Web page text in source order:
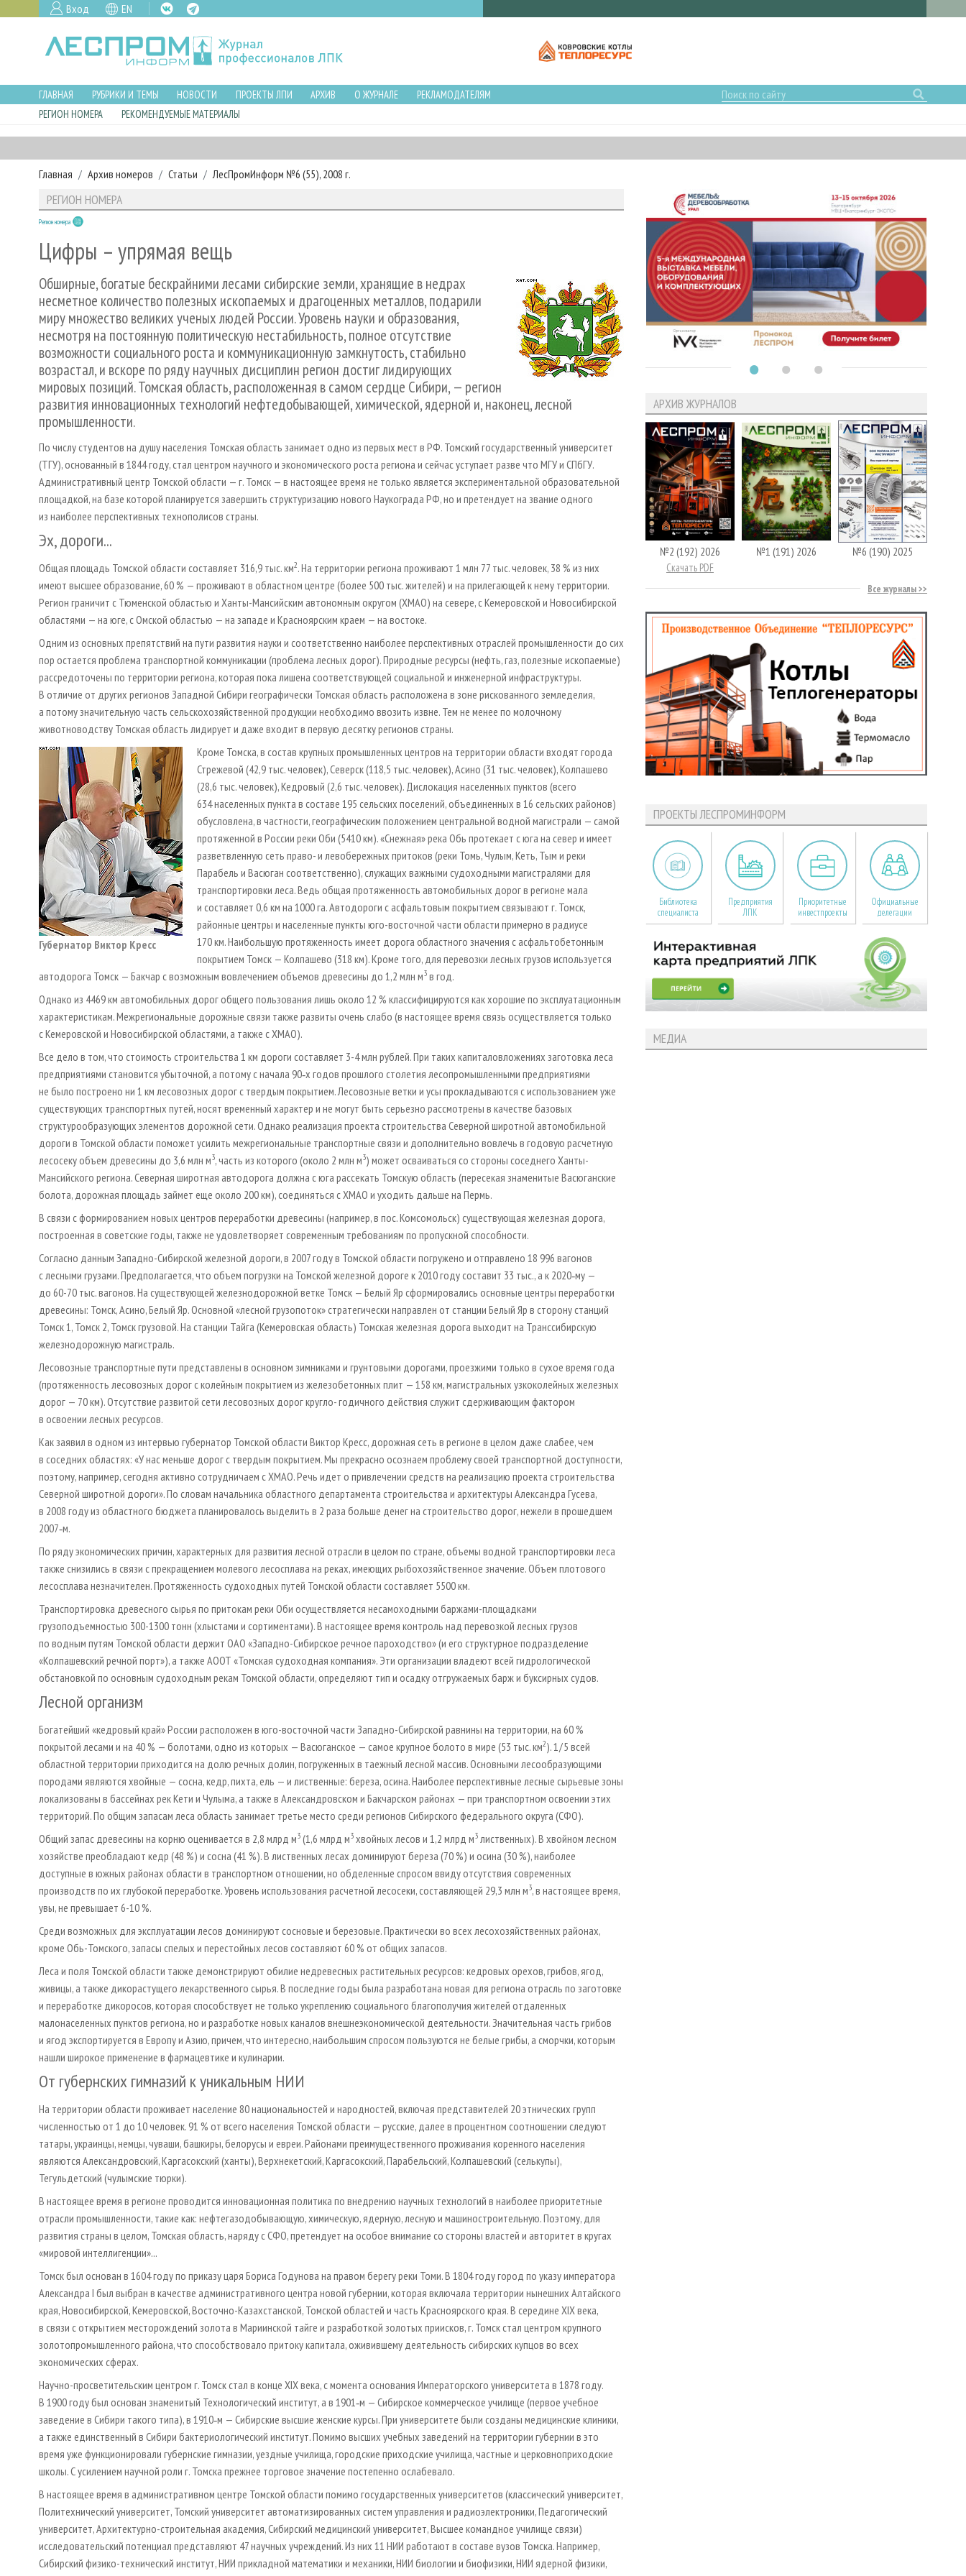
Вход EN
ГЛАВНАЯ РУБРИКИ И ТЕМЫ НОВОСТИ ПРОЕКТЫ ЛПИ АРХИВ О ЖУРНАЛЕ
РЕКЛАМОДАТЕЛЯМ
РЕГИОН НОМЕРА
РЕКОМЕНДУЕМЫЕ МАТЕРИАЛЫ
Главная Архив номеров Статьи ЛесПромИнформ №6 (55), 2008 г.
РЕГИОН НОМЕРА
Регион номера
Цифры – упрямая вещь
Обширные, богатые бескрайними лесами сибирские земли, хранящие в недрах
несметное количество полезных ископаемых и драгоценных металлов, подарили
миру множество великих ученых людей России. Уровень науки и образования,
несмотря на постоянную политическую нестабильность, полное отсутствие
возможности социального роста и коммуникационную замкнутость, стабильно
возрастал, и вскоре по ряду научных дисциплин регион достиг лидирующих
мировых позиций. Томская область, расположенная в самом сердце Сибири, — регион
развития инновационных технологий нефтедобывающей, химической, ядерной и, наконец, лесной
промышленности.
По числу студентов на душу населения Томская область занимает одно из первых мест в РФ. Томский государственный университет
(ТГУ), основанный в 1844 году, стал центром научного и экономического роста региона и сейчас уступает разве что МГУ и СПбГУ.
Административный центр Томской области — г. Томск — в настоящее время не только является экспериментальной образовательной
площадкой, на базе которой планируется завершить структуризацию нового Наукограда РФ, но и претендует на звание одного
из наиболее перспективных технополисов страны.
Эх, дороги...
Общая площадь Томской области составляет 316,9 тыс. км2. На территории региона проживают 1 млн 77 тыс. человек, 38 % из них
имеют высшее образование, 60 % — проживают в областном центре (более 500 тыс. жителей) и на прилегающей к нему территории.
Регион граничит с Тюменской областью и Ханты-Мансийским автономным округом (ХМАО) на севере, с Кемеровской и Новосибирской
областями — на юге, с Омской областью — на западе и Красноярским краем — на востоке.
Одним из основных препятствий на пути развития науки и соответственно наиболее перспективных отраслей промышленности до сих
пор остается проблема транспортной коммуникации (проблема лесных дорог). Природные ресурсы (нефть, газ, полезные ископаемые)
рассредоточены по территории региона, которая пока лишена соответствующей социальной и инженерной инфраструктуры.
В отличие от других регионов Западной Сибири географически Томская область расположена в зоне рискованного земледелия,
а потому значительную часть сельскохозяйственной продукции необходимо ввозить извне. Тем не менее по молочному
животноводству Томская область лидирует и даже входит в первую десятку регионов страны.
Губернатор Виктор Кресс
Кроме Томска, в состав крупных промышленных центров на территории области входят города
Стрежевой (42,9 тыс. человек), Северск (118,5 тыс. человек), Асино (31 тыс. человек), Колпашево
(28,6 тыс. человек), Кедровый (2,6 тыс. человек). Дислокация населенных пунктов (всего
634 населенных пункта в составе 195 сельских поселений, объединенных в 16 сельских районов)
обусловлена, в частности, географическим положением центральной водной магистрали — самой
протяженной в России реки Оби (5410 км). «Снежная» река Обь протекает с юга на север и имеет
разветвленную сеть право- и левобережных притоков (реки Томь, Чулым, Кеть, Тым и реки
Парабель и Васюган соответственно), служащих важными судоходными магистралями для
транспортировки леса. Ведь общая протяженность автомобильных дорог в регионе мала
и составляет 0,6 км на 1000 га. Автодороги с асфальтовым покрытием связывают г. Томск,
районные центры и населенные пункты юго-восточной части области примерно в радиусе
170 км. Наибольшую протяженность имеет дорога областного значения с асфальтобетонным
покрытием Томск — Колпашево (318 км). Кроме того, для перевозки лесных грузов используется
автодорога Томск — Бакчар с возможным вовлечением объемов древесины до 1,2 млн м3 в год.
Однако из 4469 км автомобильных дорог общего пользования лишь около 12 % классифицируются как хорошие по эксплуатационным
характеристикам. Межрегиональные дорожные связи также развиты очень слабо (в настоящее время связь осуществляется только
с Кемеровской и Новосибирской областями, а также с ХМАО).
Все дело в том, что стоимость строительства 1 км дороги составляет 3-4 млн рублей. При таких капиталовложениях заготовка леса
предприятиями становится убыточной, а потому с начала 90‑х годов прошлого столетия лесопромышленными предприятиями
не было построено ни 1 км лесовозных дорог с твердым покрытием. Лесовозные ветки и усы прокладываются с использованием уже
существующих транспортных путей, носят временный характер и не могут быть серьезно рассмотрены в качестве базовых
структурообразующих элементов дорожной сети. Однако реализация проекта строительства Северной широтной автомобильной
дороги в Томской области поможет усилить межрегиональные транспортные связи и дополнительно вовлечь в годовую расчетную
лесосеку объем древесины до 3,6 млн м3, часть из которого (около 2 млн м3) может осваиваться со стороны соседнего Ханты-
Мансийского региона. Северная широтная автодорога должна с юга рассекать Томскую область (пересекая знаменитые Васюганские
болота, дорожная площадь займет еще около 200 км), соединяться с ХМАО и уходить дальше на Пермь.
В связи с формированием новых центров переработки древесины (например, в пос. Комсомольск) существующая железная дорога,
построенная в советские годы, также не удовлетворяет современным требованиям по пропускной способности.
Согласно данным Западно-Сибирской железной дороги, в 2007 году в Томской области погружено и отправлено 18 996 вагонов
с лесными грузами. Предполагается, что объем погрузки на Томской железной дороге к 2010 году составит 33 тыс., а к 2020‑му —
до 60-70 тыс. вагонов. На существующей железнодорожной ветке Томск — Белый Яр сформировались основные центры переработки
древесины: Томск, Асино, Белый Яр. Основной «лесной грузопоток» стратегически направлен от станции Белый Яр в сторону станций
Томск 1, Томск 2, Томск грузовой. На станции Тайга (Кемеровская область) Томская железная дорога выходит на Транссибирскую
железнодорожную магистраль.
Лесовозные транспортные пути представлены в основном зимниками и грунтовыми дорогами, проезжими только в сухое время года
(протяженность лесовозных дорог с колейным покрытием из железобетонных плит — 158 км, магистральных узкоколейных железных
дорог — 70 км). Отсутствие развитой сети лесовозных дорог кругло- годичного действия служит сдерживающим фактором
в освоении лесных ресурсов.
Как заявил в одном из интервью губернатор Томской области Виктор Кресс, дорожная сеть в регионе в целом даже слабее, чем
в соседних областях: «У нас меньше дорог с твердым покрытием. Мы прекрасно осознаем проблему своей транспортной доступности,
поэтому, например, сегодня активно сотрудничаем с ХМАО. Речь идет о привлечении средств на реализацию проекта строительства
Северной широтной дороги». По словам начальника областного департамента строительства и архитектуры Александра Гусева,
в 2008 году из областного бюджета планировалось выделить в 2 раза больше денег на строительство дорог, нежели в прошедшем
2007‑м.
По ряду экономических причин, характерных для развития лесной отрасли в целом по стране, объемы водной транспортировки леса
также снизились в связи с прекращением молевого лесосплава на реках, имеющих рыбохозяйственное значение. Объем плотового
лесосплава незначителен. Протяженность судоходных путей Томской области составляет 5500 км.
Транспортировка древесного сырья по притокам реки Оби осуществляется несамоходными баржами-площадками
грузоподъемностью 300-1300 тонн (хлыстами и сортиментами). В настоящее время контроль над перевозкой лесных грузов
по водным путям Томской области держит ОАО «Западно-Сибирское речное пароходство» (и его структурное подразделение
«Колпашевский речной порт»), а также АООТ «Томская судоходная компания». Эти организации владеют всей гидрологической
обстановкой по основным судоходным рекам Томской области, определяют тип и осадку отгружаемых барж и буксирных судов.
Лесной организм
Богатейший «кедровый край» России расположен в юго-восточной части Западно-Сибирской равнины на территории, на 60 %
покрытой лесами и на 40 % — болотами, одно из которых — Васюганское — самое крупное болото в мире (53 тыс. км2). 1 / 5 всей
областной территории приходится на долю речных долин, погруженных в таежный лесной массив. Основными лесообразующими
породами являются хвойные — сосна, кедр, пихта, ель — и лиственные: береза, осина. Наиболее перспективные лесные сырьевые зоны
локализованы в бассейнах рек Кети и Чулыма, а также в Александровском и Бакчарском районах — при транспортном освоении этих
территорий. По общим запасам леса область занимает третье место среди регионов Сибирского федерального округа (СФО).
Общий запас древесины на корню оценивается в 2,8 млрд м3 (1,6 млрд м3 хвойных лесов и 1,2 млрд м3 лиственных). В хвойном лесном
хозяйстве преобладают кедр (48 %) и сосна (41 %). В лиственных лесах доминируют береза (70 %) и осина (30 %), наиболее
доступные в южных районах области в транспортном отношении, но обделенные спросом ввиду отсутствия современных
производств по их глубокой переработке. Уровень использования расчетной лесосеки, составляющей 29,3 млн м3, в настоящее время,
увы, не превышает 6-10 %.
Среди возможных для эксплуатации лесов доминируют сосновые и березовые. Практически во всех лесохозяйственных районах,
кроме Обь-Томского, запасы спелых и перестойных лесов составляют 60 % от общих запасов.
Леса и поля Томской области также демонстрируют обилие недревесных растительных ресурсов: кедровых орехов, грибов, ягод,
живицы, а также дикорастущего лекарственного сырья. В последние годы была разработана новая для региона отрасль по заготовке
и переработке дикоросов, которая способствует не только укреплению социального благополучия жителей отдаленных
малонаселенных пунктов региона, но и разработке новых каналов внешнеэкономической деятельности. Значительная часть грибов
и ягод экспортируется в Европу и Азию, причем, что интересно, наибольшим спросом пользуются не белые грибы, а сморчки, которым
нашли широкое применение в фармацевтике и кулинарии.
От губернских гимназий к уникальным НИИ
На территории области проживает население 80 национальностей и народностей, включая представителей 20 этнических групп
численностью от 1 до 10 человек. 91 % от всего населения Томской области — русские, далее в процентном соотношении следуют
татары, украинцы, немцы, чуваши, башкиры, белорусы и евреи. Районами преимущественного проживания коренного населения
являются Александровский, Каргасокский (ханты), Верхнекетский, Каргасокский, Парабельский, Колпашевский (селькупы),
Тегульдетский (чулымские тюрки).
В настоящее время в регионе проводится инновационная политика по внедрению научных технологий в наиболее приоритетные
отрасли промышленности, такие как: нефтегазодобывающую, химическую, ядерную, лесную и машиностроительную. Поэтому, для
развития страны в целом, Томская область, наряду с СФО, претендует на особое внимание со стороны властей и авторитет в кругах
«мировой интеллигенции»...
Томск был основан в 1604 году по приказу царя Бориса Годунова на правом берегу реки Томи. В 1804 году город по указу императора
Александра I был выбран в качестве административного центра новой губернии, которая включала территории нынешних Алтайского
края, Новосибирской, Кемеровской, Восточно-Казахстанской, Томской областей и часть Красноярского края. В середине XIX века,
в связи с открытием месторождений золота в Мариинской тайге и разработкой золотых приисков, г. Томск стал центром крупного
золотопромышленного района, что способствовало притоку капитала, оживившему деятельность сибирских купцов во всех
экономических сферах.
Научно-просветительским центром г. Томск стал в конце XIX века, с момента основания Императорского университета в 1878 году.
В 1900 году был основан знаменитый Технологический институт, а в 1901‑м — Сибирское коммерческое училище (первое учебное
заведение в Сибири такого типа), в 1910‑м — Сибирские высшие женские курсы. При университете были созданы медицинские клиники,
а также единственный в Сибири бактериологический институт. Помимо высших учебных заведений на территории губернии в это
время уже функционировали губернские гимназии, уездные училища, городские приходские училища, частные и церковноприходские
школы. С усилением научной роли г. Томска прежнее торговое значение постепенно ослабевало.
В настоящее время в административном центре Томской области помимо государственных университетов (классический университет,
Политехнический университет, Томский университет автоматизированных систем управления и радиоэлектроники, Педагогический
университет, Архитектурно-строительная академия, Сибирский медицинский университет, Высшее командное училище связи)
исследовательский потенциал представляют 47 научных учреждений. Из них 11 НИИ работают в составе вузов Томска. Например,
Сибирский физико-технический институт, НИИ прикладной математики и механики, НИИ биологии и биофизики, НИИ ядерной физики,
АРХИВ ЖУРНАЛОВ
№2 (192) 2026
Скачать PDF
№1 (191) 2026 №6 (190) 2025
Все журналы
ПРОЕКТЫ ЛЕСПРОМИНФОРМ
Библиотека
специалиста
Предприятия
ЛПК
Приоритетные
инвестпроекты
Официальные
делегации
МЕДИА